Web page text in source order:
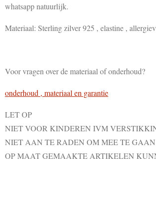
whatsapp natuurlijk.
Materiaal: Sterling zilver 925 , elastine ,
Voor vragen over de materiaal of onderhoud?
onderhoud , materiaal en garantie
LET OP
NIET VOOR KINDEREN IVM
NIET AAN TE RADEN OM MEE TE
OP MAAT GEMAAKTE ARTIKELEN